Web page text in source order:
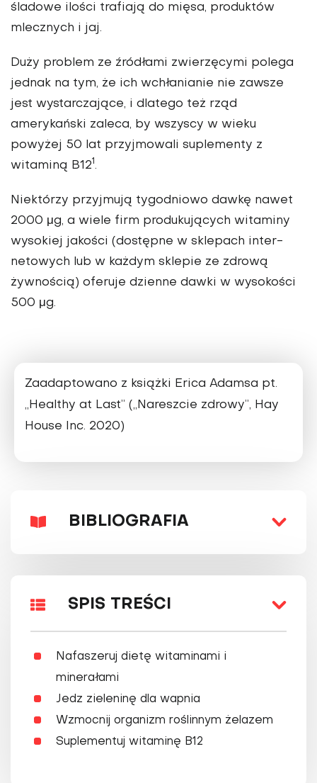
śladowe ilości trafiają do mięsa, produktów
mlecznych i jaj.
Duży problem ze źródłami zwi­erzęcymi polega
jednak na tym, że ich wchłanianie nie zawsze
jest wystarczające, i dlatego też rząd
amerykański zaleca, by wszyscy w wieku
powyżej 50 lat przyjmow­ali suplementy z
witaminą B121.
Niektórzy przyjmują tygodniowo dawkę nawet
2000 μg, a wiele firm produkujących witaminy
wysokiej jakości (dostępne w sklepach inter­
netowych lub w każdym sklepie ze zdrową
żywnością) oferuje dzi­enne dawki w wysokości
500 μg.
Zaadaptowano z książki Erica Adamsa pt.
„Healthy at Last” („Nareszcie zdrowy”, Hay
House Inc. 2020)
BIBLIOGRAFIA
SPIS TREŚCI
Nafaszeruj dietę witaminami i
minerałami
Jedz zieleninę dla wapnia
Wzmocnij organizm roślinnym żelazem
Suplementuj witaminę B12